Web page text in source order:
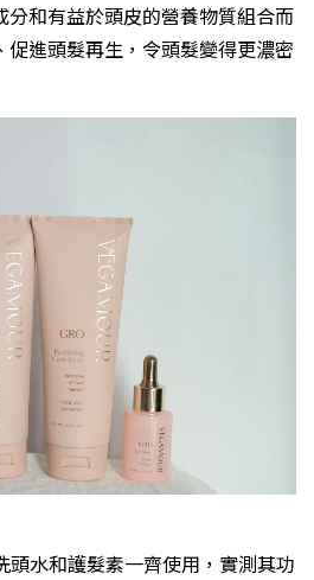
和有益於頭皮的營養物質組合而
進頭髮再生，令頭髮變得更濃密
頭水和護髮素一齊使用，實測其功